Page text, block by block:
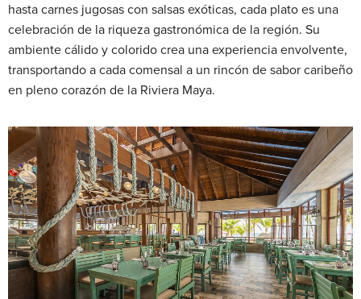
hasta carnes jugosas con salsas exóticas, cada plato es una
celebración de la riqueza gastronómica de la región. Su
ambiente cálido y colorido crea una experiencia envolvente,
transportando a cada comensal a un rincón de sabor caribeño
en pleno corazón de la Riviera Maya.